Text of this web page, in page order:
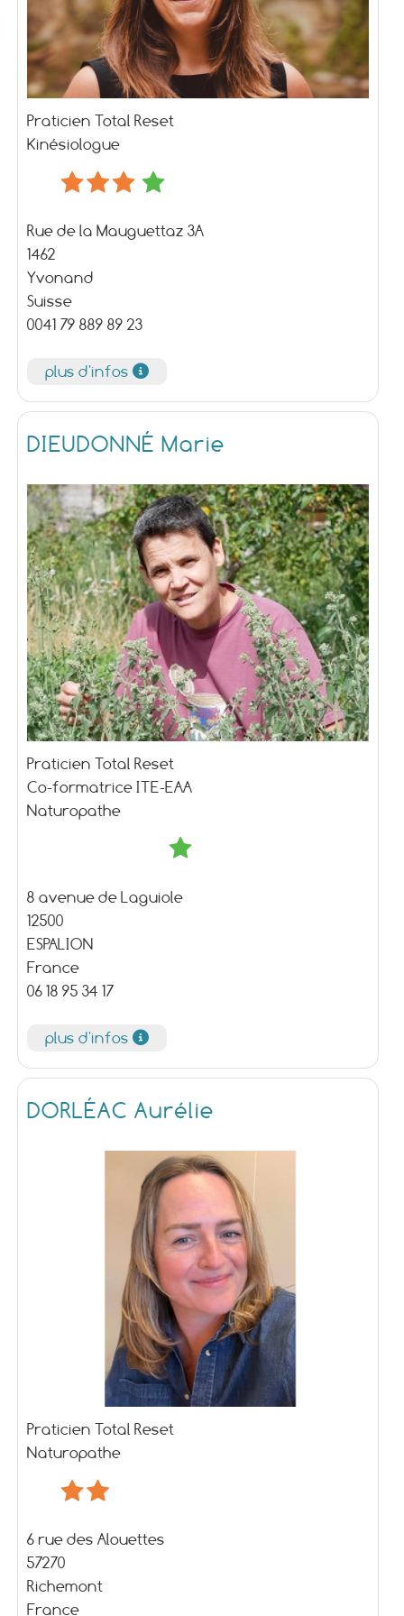
Praticien Total Reset
Kinésiologue
Rue de la Mauguettaz 3A
1462
Yvonand
Suisse
0041 79 889 89 23
plus d'infos
DIEUDONNÉ Marie
Praticien Total Reset
Co-formatrice ITE-EAA
Naturopathe
8 avenue de Laguiole
12500
ESPALION
France
06 18 95 34 17
plus d'infos
DORLÉAC Aurélie
Praticien Total Reset
Naturopathe
6 rue des Alouettes
57270
Richemont
France